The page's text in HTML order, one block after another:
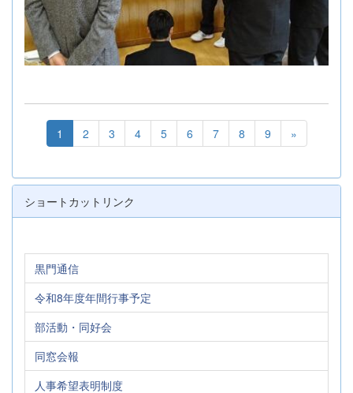
1 2 3 4 5 6 7 8 9 »
ショートカットリンク
黒門通信
令和8年度年間行事予定
部活動・同好会
同窓会報
人事希望表明制度